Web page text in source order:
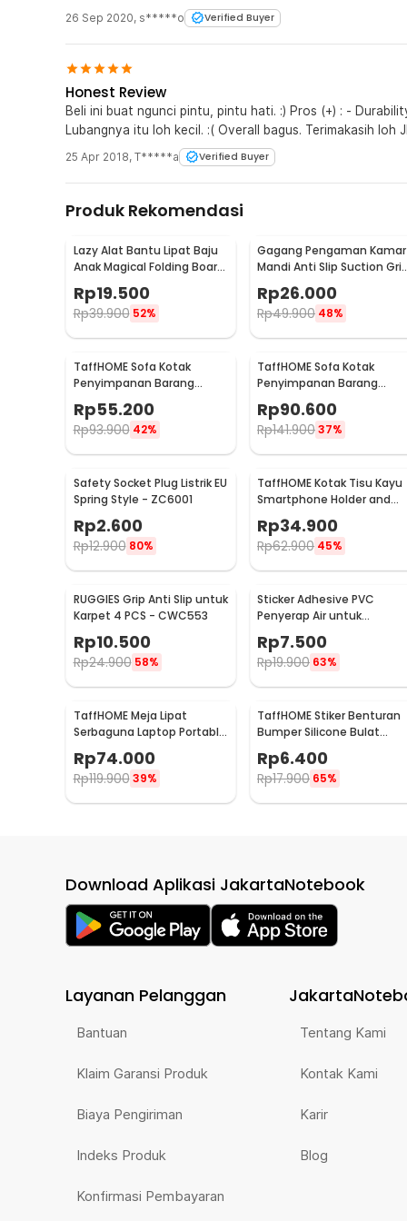
26 Sep 2020, s*****o Verified Buyer
Honest Review
Beli ini buat ngunci pintu, pintu hati. :) Pros (+) : - Durability bagus. Cons (-) : - Masangnya susah bah.
Lubangnya itu loh kecil. :( Overall bagus.
25 Apr 2018, T*****a Verified Buyer
Produk Rekomendasi
Lazy Alat Bantu Lipat Baju
Anak Magical Folding Board
Rp19.500
Rp39.900 52%
Gagang Pengaman Kamar
Mandi Anti Slip Suction
Handle Safety - SG-188
Rp26.000
Rp49.900 48%
TaffHOME Sofa Kotak
Penyimpanan Barang
30x30x30cm - L170
Rp55.200
Rp93.900 42%
TaffHOME Sofa Kotak
Penyimpanan Barang
Foldable Storage Box
48x30x30cm - L170
Rp90.600
Rp141.90037%
Safety Socket Plug Listrik EU
Spring Style - ZC6001
Rp2.600
Rp12.900 80%
TaffHOME Kotak Tisu Kayu
Smartphone Holder and
Tissue Box - ZJ05
Rp34.900
Rp62.900 45%
RUGGIES Grip Anti Slip untuk
Karpet 4 PCS - CWC553
Rp10.500
Rp24.900 58%
Sticker Adhesive PVC
Penyerap Air untuk
CN1222
Rp7.500
Rp19.900 63%
TaffHOME Meja Lipat
Serbaguna Laptop Portable
BO60
Rp74.000
Rp119.900 39%
TaffHOME Stiker Benturan
Bumper Silicone Bulat
Hemispherical 100 PCS -
FZL10
Rp6.400
Rp17.900 65%
Download Aplikasi JakartaNotebook
Layanan Pelanggan
Bantuan
Klaim Garansi Produk
Biaya Pengiriman
Indeks Produk
Konfirmasi Pembayaran
Tentang Kami
Kontak Kami
Karir
Blog